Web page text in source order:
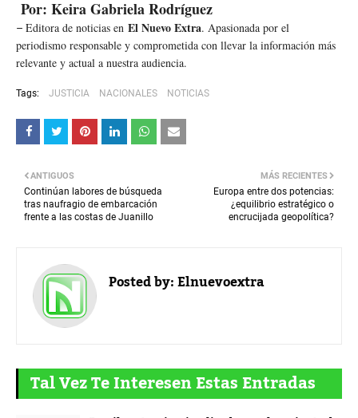
Por: Keira Gabriela Rodríguez
– Editora de noticias en El Nuevo Extra. Apasionada por el
periodismo responsable y comprometida con llevar la información más
relevante y actual a nuestra audiencia.
Tags: JUSTICIA NACIONALES NOTICIAS
MÁS RECIENTES
Europa entre dos potencias:
¿equilibrio estratégico o
encrucijada geopolítica?
ANTIGUOS
Continúan labores de búsqueda
tras naufragio de embarcación
frente a las costas de Juanillo
Posted by:Elnuevoextra
Tal Vez Te Interesen Estas Entradas